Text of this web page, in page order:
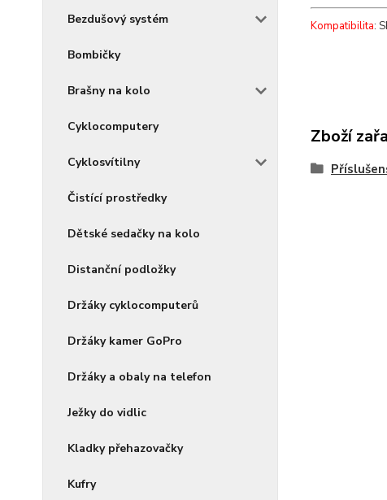
Bezdušový systém
Bombičky
Brašny na kolo
Cyklocomputery
Cyklosvítilny
Čistící prostředky
Dětské sedačky na kolo
Distanční podložky
Držáky cyklocomputerů
Držáky kamer GoPro
Držáky a obaly na telefon
Ježky do vidlic
Kladky přehazovačky
Kufry
Kompatibilita:
Zboží